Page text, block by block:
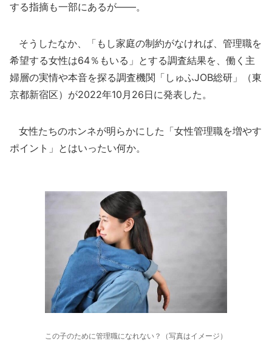
する指摘も一部にあるが――。
そうしたなか、「もし家庭の制約がなければ、管理職を
希望する女性は64％もいる」とする調査結果を、働く主
婦層の実情や本音を探る調査機関「しゅふJOB総研」（東
京都新宿区）が2022年10月26日に発表した。
女性たちのホンネが明らかにした「女性管理職を増やす
ポイント」とはいったい何か。
この子のために管理職になれない？（写真はイメージ）